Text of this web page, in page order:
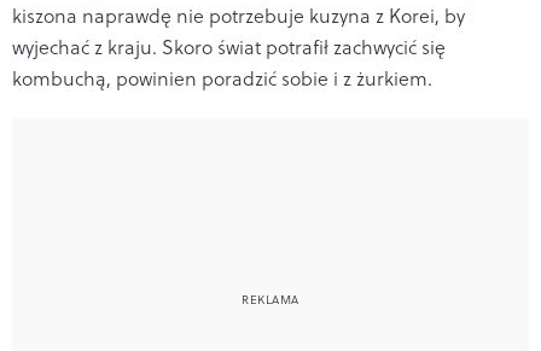
kiszona naprawdę nie potrzebuje kuzyna z Korei, by
wyjechać z kraju. Skoro świat potrafił zachwycić się
kombuchą, powinien poradzić sobie i z żurkiem.